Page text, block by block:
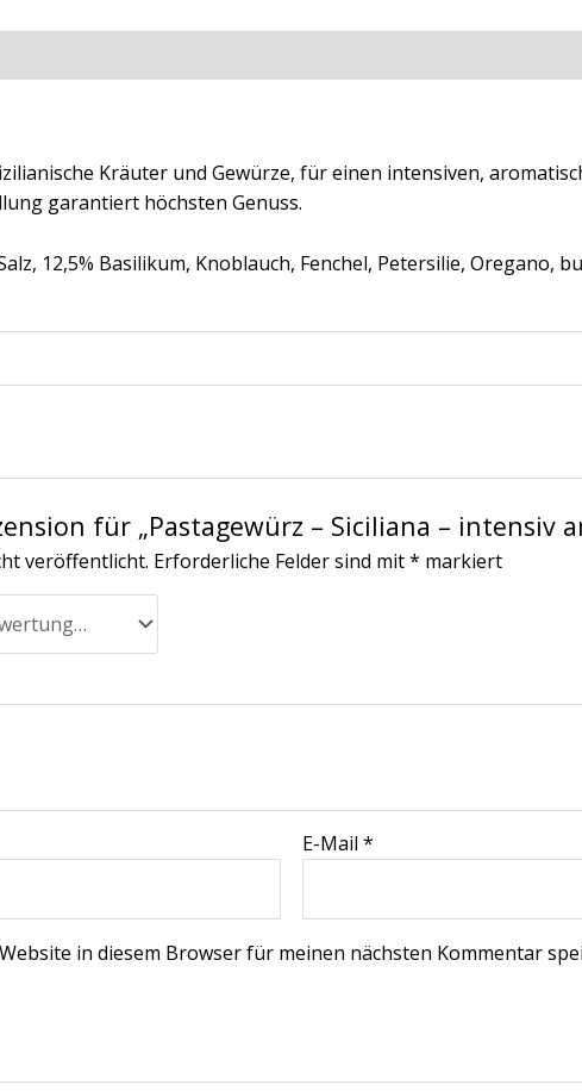
Kräuter und Gewürze, für einen intensiven,
garantiert höchsten Genuss.
12,5% Basilikum, Knoblauch, Fenchel, Petersilie, Oregano,
für „Pastagewürz – Siciliana – intensiv
veröffentlicht. Erforderliche Felder sind mit* markiert
E-Mail*
in diesem Browser für meinen nächsten Kommentar